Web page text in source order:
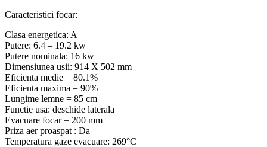
Caracteristici focar:
Clasa energetica: A
Putere: 6.4 – 19.2 kw
Putere nominala: 16 kw
Dimensiunea usii: 914 X 502 mm
Eficienta medie = 80.1%
Eficienta maxima = 90%
Lungime lemne = 85 cm
Functie usa: deschide laterala
Evacuare focar = 200 mm
Priza aer proaspat : Da
Temperatura gaze evacuare: 269°C